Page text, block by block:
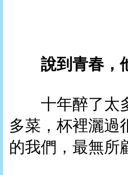
說到青春
十年醉了太多
多菜，杯裡灑過
的我們，最無所